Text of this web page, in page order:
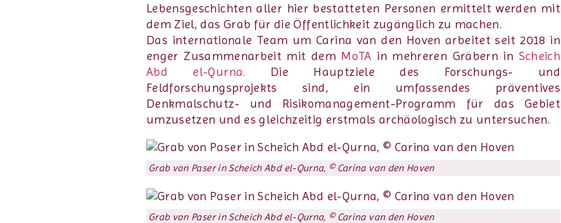
Lebensgeschichten aller hier bestatteten Personen ermittelt werden mit
dem Ziel, das Grab für die Öffentlichkeit zugänglich zu machen.
Das internationale Team um Carina van den Hoven arbeitet seit 2018 in
enger Zusammenarbeit mit dem MoTA in mehreren Gräbern in Scheich
Abd el-Qurna. Die Hauptziele des Forschungs- und
Feldforschungsprojekts sind, ein umfassendes präventives
Denkmalschutz- und Risikomanagement-Programm für das Gebiet
umzusetzen und es gleichzeitig erstmals archäologisch zu untersuchen.
Grab von Paser in Scheich Abd el-Qurna, © Carina van den Hoven
Grab von Paser in Scheich Abd el-Qurna, © Carina van den Hoven